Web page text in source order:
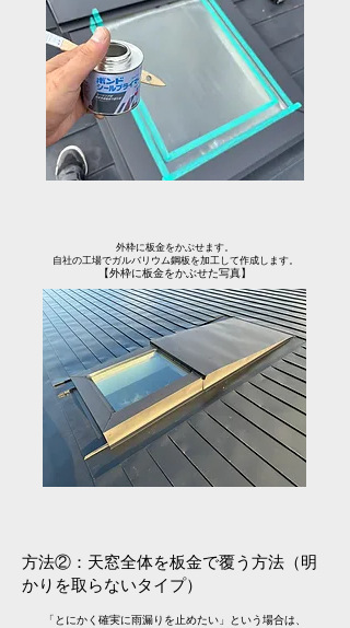
外枠に板金をかぶせます。
自社の工場でガルバリウム鋼板を加工して作成します。
【外枠に板金をかぶせた写真】
方法②：天窓全体を板金で覆う方法（明
かりを取らないタイプ）
「とにかく確実に雨漏りを止めたい」という場合は、